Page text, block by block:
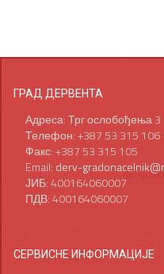
ГРАД ДЕРВЕНТА
Адреса: Трг ослобођења 3
Телефон: +387 53 315 106
Факс: +387 53 315 105
Email: derv-
ЈИБ: 400164060007
ПДВ: 400164060007
СЕРВИСНЕ ИНФОРМАЦИЈЕ